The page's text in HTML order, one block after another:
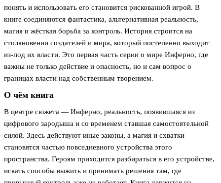
понять и использовать его становится рискованной игрой. В
книге соединяются фантастика, альтернативная реальность,
магия и жёсткая борьба за контроль. История строится на
столкновении создателей и мира, который постепенно выходит
из-под их власти. Это первая часть серии о мире Инферно, где
важны не только действие и опасность, но и сам вопрос о
границах власти над собственным творением.
О чём книга
В центре сюжета — Инферно, реальность, появившаяся из
цифрового зародыша и со временем ставшая самостоятельной
силой. Здесь действуют иные законы, а магия и схватки
становятся частью повседневного устройства этого
пространства. Героям приходится разбираться в его устройстве,
искать способы выжить и принимать решения там, где